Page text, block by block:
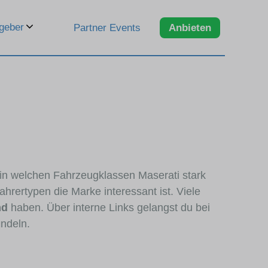
Partner Events Anbieten
welchen Fahrzeugklassen Maserati stark
die Marke interessant ist. Viele
haben. Über interne Links gelangst du bei